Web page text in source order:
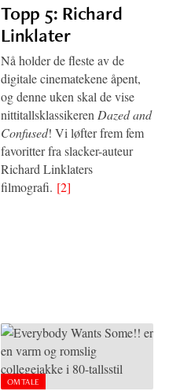
Topp 5: Richard
Linklater
Nå holder de fleste av de
digitale cinematekene åpent,
og denne uken skal de vise
nittitallsklassikeren Dazed and
Confused! Vi løfter frem fem
favoritter fra slacker-auteur
Richard Linklaters
filmografi. [2]
OMTALE